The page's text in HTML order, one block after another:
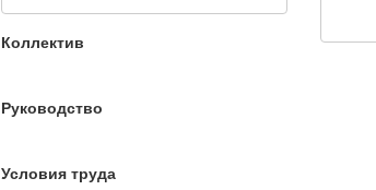
Коллектив
Руководство
Условия труда